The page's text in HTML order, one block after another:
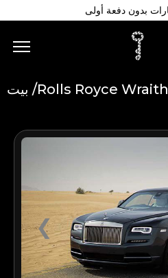
بيت /Rolls Royce Wraith
❮